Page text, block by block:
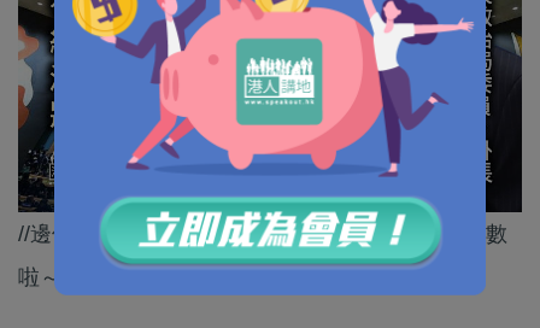
//邊個國家不斷挑戰聯合國嘅權威，大家都心中有數
啦～//